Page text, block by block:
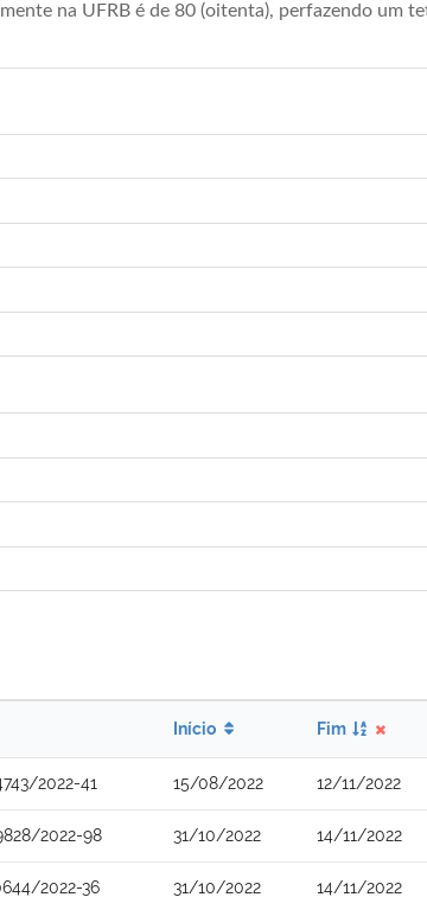
na UFRB é de 80 (oitenta), perfazendo um
Início Fim
2022-41 15/08/2022 12/11/2022
2022-98 31/10/2022 14/11/2022
2022-36 31/10/2022 14/11/2022